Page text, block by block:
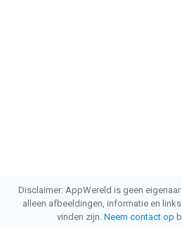
Disclaimer: AppWereld is geen
alleen afbeeldingen, informatie en
vinden zijn. Neem contact op